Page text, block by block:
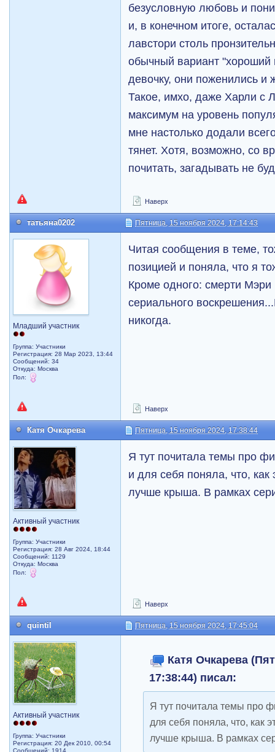
безусловную любовь и
и, в конечном итоге,
лавстори столь
обычный вариант "хороший
девочку, они поженились и
Такое, имхо, даже Харли с
максимум на уровень
мне настолько додали
тянет. Хотя, возможно, со
почитать, загадывать не
Наверх
татьяна0202 Пятница, 15 ноября 2024, 17:14:43
Младший участник
Группа: Участники
Регистрация: 28 Мар 2023, 13:44
Сообщений: 34
Откуда: Mосква
Пол:
Читая сообщения в теме,
позицией и поняла, что я
Кроме одного: смерти Мэри
сериального
никогда.
Наверх
Катя Очкарева Пятница, 15 ноября 2024, 17:38:44
Активный участник
Группа: Участники
Регистрация: 28 Авг 2024, 18:44
Сообщений: 1129
Откуда: Москва
Пол:
Я тут почитала темы про
и для себя поняла, что, как
лучше крыша. В рамках
Наверх
quintil Пятница, 15 ноября 2024, 17:45:04
Активный участник
Группа: Участники
Регистрация: 20 Дек 2010, 00:54
Сообщений: 1914
Катя Очкарева
17:38:44) писал:
Я тут почитала темы про
для себя поняла, что, как
лучше крыша. В рамках